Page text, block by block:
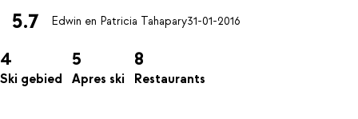
5.7 Edwin en Patricia Tahapary31-01-2016
4
Ski gebied
5
Apres ski
8
Restaurants